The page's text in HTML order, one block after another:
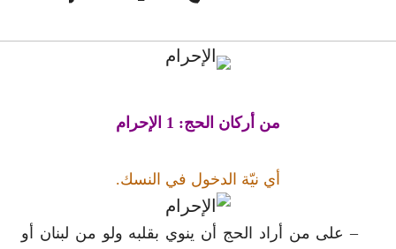
من أركان الحج: 1 الإحرام
أي نيّة الدخول في النسك.
– على من أراد الحج أن ينوي بقلبه ولو من لبنان أو